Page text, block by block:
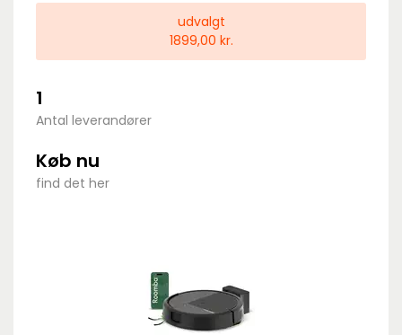
udvalgt
1899,00 kr.
1
Antal leverandører
Køb nu
find det her